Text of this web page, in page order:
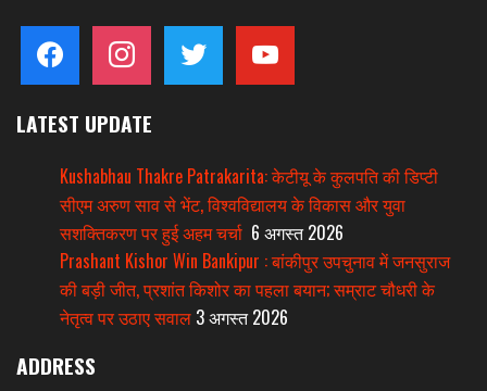
facebook instagram twitter youtube
LATEST UPDATE
Kushabhau Thakre Patrakarita: केटीयू के कुलपति की डिप्टी
सीएम अरुण साव से भेंट, विश्वविद्यालय के विकास और युवा
सशक्तिकरण पर हुई अहम चर्चा 6 अगस्त 2026
Prashant Kishor Win Bankipur : बांकीपुर उपचुनाव में जनसुराज
की बड़ी जीत, प्रशांत किशोर का पहला बयान; सम्राट चौधरी के
नेतृत्व पर उठाए सवाल 3 अगस्त 2026
ADDRESS